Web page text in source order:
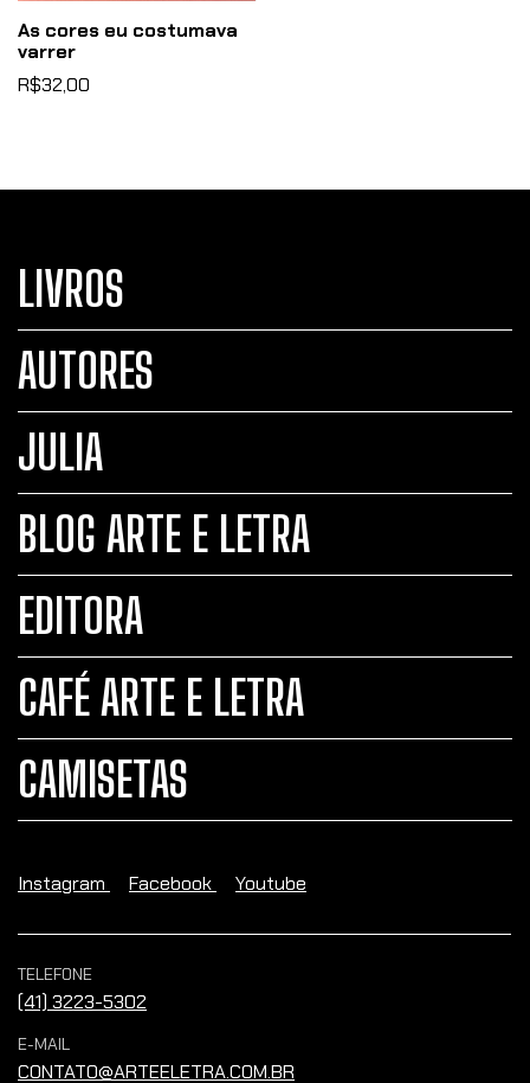
As cores eu costumava
varrer
R$32,00
LIVROS
AUTORES
JULIA
BLOG ARTE E LETRA
EDITORA
CAFÉ ARTE E LETRA
CAMISETAS
Instagram Facebook Youtube
TELEFONE
(41) 3223-5302
E-MAIL
CONTATO@ARTEELETRA.COM.BR